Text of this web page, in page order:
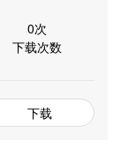
0次
下载次数
下载